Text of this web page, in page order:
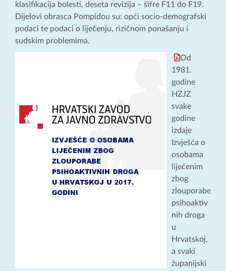
klasifikacija bolesti, deseta revizija – šifre F11 do F19.
Dijelovi obrasca Pompidou su: opći socio-demografski
podaci te podaci o liječenju, rizičnom ponašanju i
sudskim problemima.
Od
1981.
godine
HZJZ
svake
godine
izdaje
Izvješća o
osobama
liječenim
zbog
zlouporabe
psihoaktiv
nih droga
u
Hrvatskoj,
a svaki
županijski